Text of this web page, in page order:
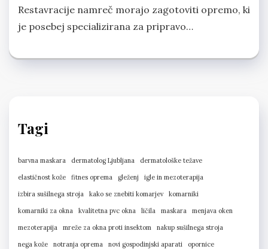
Restavracije namreč morajo zagotoviti opremo, ki
je posebej specializirana za pripravo…
Tagi
barvna maskara dermatolog Ljubljana
dermatološke težave
elastičnost kože
fitnes oprema gleženj
igle in mezoterapija
izbira sušilnega stroja
kako se znebiti komarjev
komarniki
komarniki za okna
kvalitetna pvc okna ličila maskara
menjava oken
mezoterapija
mreže za okna proti insektom
nakup sušilnega stroja
nega kože
notranja oprema novi gospodinjski aparati opornice